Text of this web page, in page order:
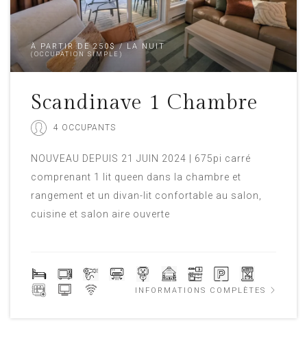
À PARTIR DE 250$ / LA NUIT
(OCCUPATION SIMPLE)
Scandinave 1 Chambre
4 OCCUPANTS
NOUVEAU DEPUIS 21 JUIN 2024 | 675pi carré
comprenant 1 lit queen dans la chambre et
rangement et un divan-lit confortable au salon,
cuisine et salon aire ouverte
INFORMATIONS COMPLÈTES